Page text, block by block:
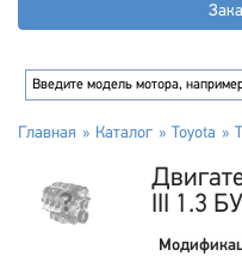
Главная Каталог Toyota
III 1.3 БУ